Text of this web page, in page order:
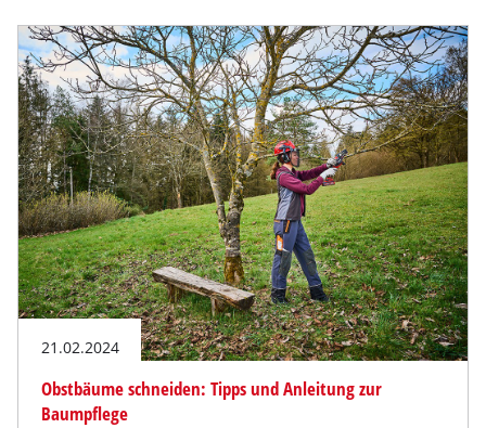
21.02.2024
Obstbäume schneiden: Tipps und Anleitung zur
Baumpflege